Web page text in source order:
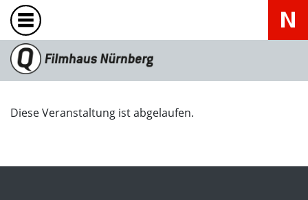
Diese Veranstaltung ist abgelaufen.